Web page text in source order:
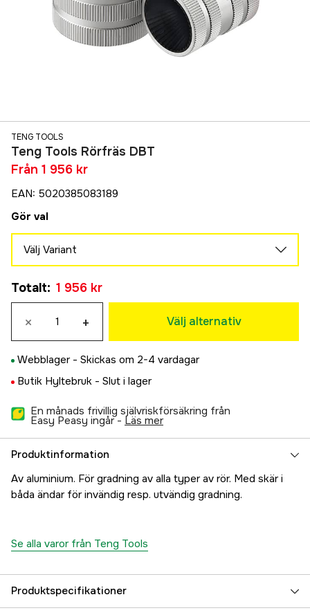
TENG TOOLS
Teng Tools Rörfräs DBT
Från 1 956 kr
EAN: 5020385083189
Gör val
Välj Variant
1 956 kr
Totalt: 1 956 kr
× + Välj alternativ
Webblager - Skickas om 2-4 vardagar
Butik Hyltebruk - Slut i lager
En månads frivillig självriskförsäkring från
Easy Peasy ingår - läs mer
Produktinformation
Av aluminium. För gradning av alla typer av rör. Med skär i
båda ändar för invändig resp. utvändig gradning.
Se alla varor från Teng Tools
Produktspecifikationer